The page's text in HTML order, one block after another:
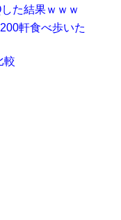
た結果ｗｗｗ
軒食べ歩いた
較